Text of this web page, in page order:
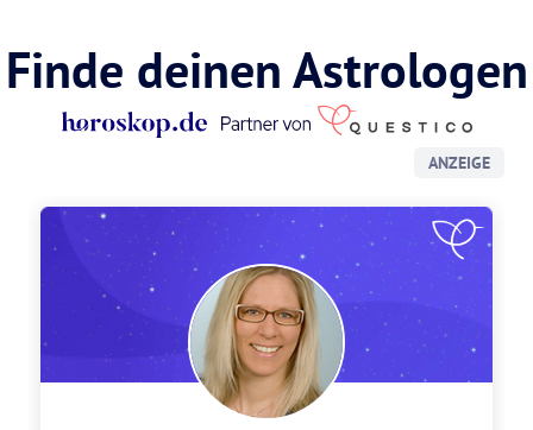
Finde deinen Astrologen
ANZEIGE